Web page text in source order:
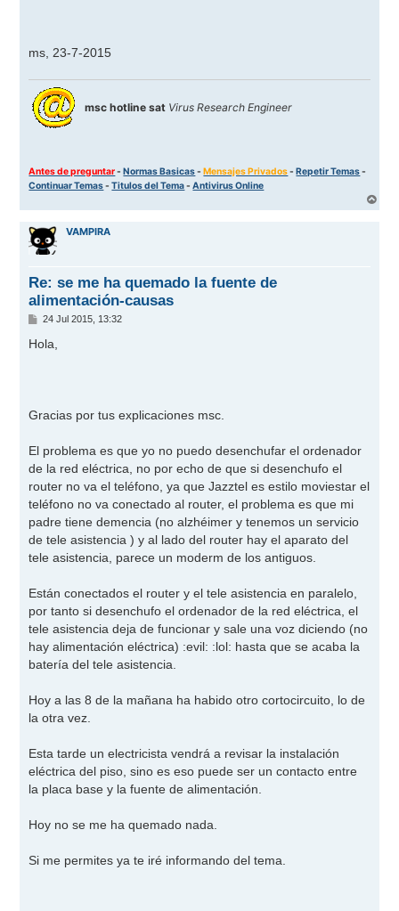
ms, 23-7-2015
msc hotline sat Virus Research Engineer
Antes de preguntar-Normas Basicas-Mensajes Privados-Repetir Temas-
Continuar Temas-Titulos del Tema-Antivirus Online
r
VAMPIRA
Re: se me ha quemado la fuente de
alimentación-causas
M
n
24 Jul 2015, 13:32
Hola,
Gracias por tus explicaciones msc.
El problema es que yo no puedo desenchufar el ordenador
de la red eléctrica, no por echo de que si desenchufo el
router no va el teléfono, ya que Jazztel es estilo moviestar el
teléfono no va conectado al router, el problema es que mi
padre tiene demencia (no alzhéimer y tenemos un servicio
de tele asistencia ) y al lado del router hay el aparato del
tele asistencia, parece un moderm de los antiguos.
Están conectados el router y el tele asistencia en paralelo,
por tanto si desenchufo el ordenador de la red eléctrica, el
tele asistencia deja de funcionar y sale una voz diciendo (no
hay alimentación eléctrica) :evil: :lol: hasta que se acaba la
batería del tele asistencia.
Hoy a las 8 de la mañana ha habido otro cortocircuito, lo de
la otra vez.
Esta tarde un electricista vendrá a revisar la instalación
eléctrica del piso, sino es eso puede ser un contacto entre
la placa base y la fuente de alimentación.
Hoy no se me ha quemado nada.
Si me permites ya te iré informando del tema.